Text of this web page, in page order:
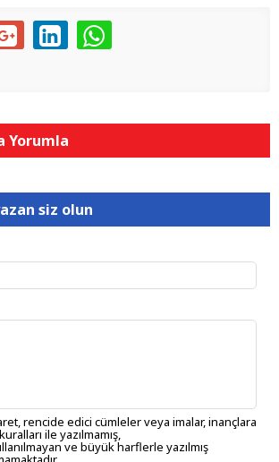
Yorumla
siz olun
rencide edici cümleler veya imalar, inançlara
ile yazılmamış,
ve büyük harflerle yazılmış